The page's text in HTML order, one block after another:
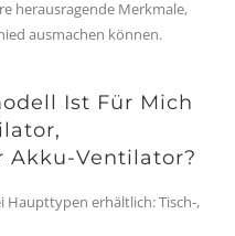
herausragende Merkmale,
ausmachen können.
Ist Für Mich
Akku-Ventilator?
Haupttypen erhältlich: Tisch-,